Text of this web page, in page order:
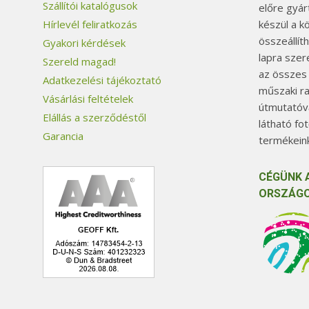
Szállítói katalógusok
Hírlevél feliratkozás
Gyakori kérdések
Szereld magad!
Adatkezelési tájékoztató
Vásárlási feltételek
Elállás a szerződéstől
Garancia
előre
készül a
lapra
az
műszaki
látható
CÉGÜNK